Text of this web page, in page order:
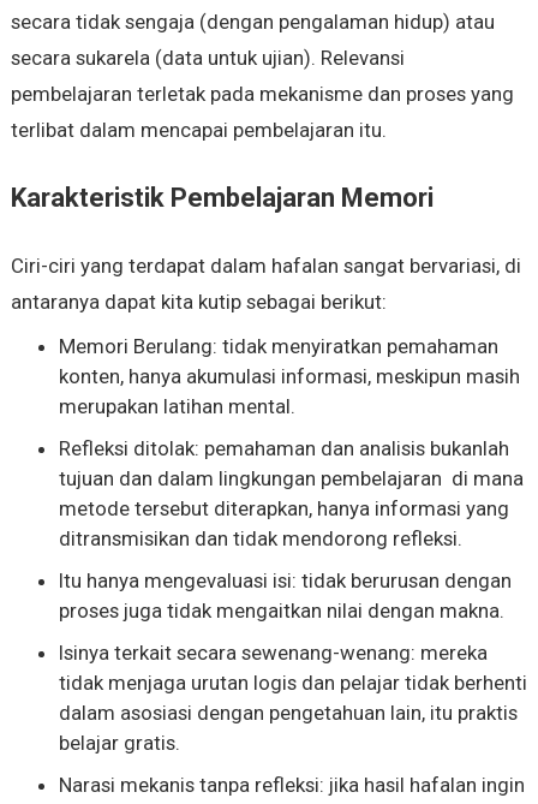
secara tidak sengaja (dengan pengalaman hidup) atau
secara sukarela (data untuk ujian). Relevansi
pembelajaran terletak pada mekanisme dan proses yang
terlibat dalam mencapai pembelajaran itu.
Karakteristik Pembelajaran Memori
Ciri-ciri yang terdapat dalam hafalan sangat bervariasi, di
antaranya dapat kita kutip sebagai berikut:
Memori Berulang: tidak menyiratkan pemahaman
konten, hanya akumulasi informasi, meskipun masih
merupakan latihan mental.
Refleksi ditolak: pemahaman dan analisis bukanlah
tujuan dan dalam lingkungan pembelajaran di mana
metode tersebut diterapkan, hanya informasi yang
ditransmisikan dan tidak mendorong refleksi.
Itu hanya mengevaluasi isi: tidak berurusan dengan
proses juga tidak mengaitkan nilai dengan makna.
Isinya terkait secara sewenang-wenang: mereka
tidak menjaga urutan logis dan pelajar tidak berhenti
dalam asosiasi dengan pengetahuan lain, itu praktis
belajar gratis.
Narasi mekanis tanpa refleksi: jika hasil hafalan ingin